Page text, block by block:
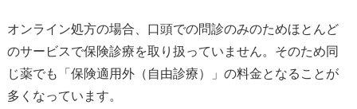
オンライン処方の場合、口頭での問診のみのためほとんど
のサービスで保険診療を取り扱っていません。そのため同
じ薬でも「保険適用外（自由診療）」の料金となることが
多くなっています。